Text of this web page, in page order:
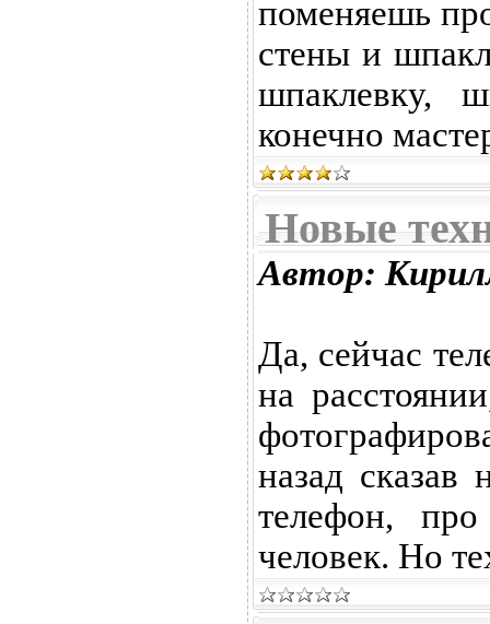
поменяешь
стены и
шпаклевку,
конечно
Новые
Автор:
Да, сейчас
на
назад
телефон,
человек. Но